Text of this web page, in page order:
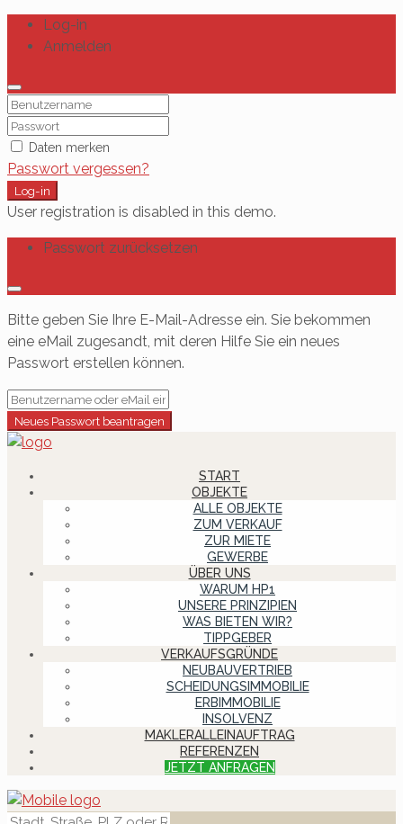
Log-in
Anmelden
Daten merken
Passwort vergessen?
Log-in
User registration is disabled in this demo.
Passwort zurücksetzen
Bitte geben Sie Ihre E-Mail-Adresse ein. Sie bekommen
eine eMail zugesandt, mit deren Hilfe Sie ein neues
Passwort erstellen können.
Neues Passwort beantragen
START
OBJEKTE
ALLE OBJEKTE
ZUM VERKAUF
ZUR MIETE
GEWERBE
ÜBER UNS
WARUM HP1
UNSERE PRINZIPIEN
WAS BIETEN WIR?
TIPPGEBER
VERKAUFSGRÜNDE
NEUBAUVERTRIEB
SCHEIDUNGSIMMOBILIE
ERBIMMOBILIE
INSOLVENZ
MAKLERALLEINAUFTRAG
REFERENZEN
JETZT ANFRAGEN